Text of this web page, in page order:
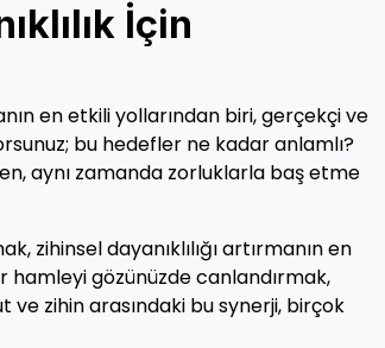
İçin
en etkili yollarından biri, gerçekçi ve
bu hedefler ne kadar anlamlı?
aynı zamanda zorluklarla baş etme
zihinsel dayanıklılığı artırmanın en
hamleyi gözünüzde canlandırmak,
ve zihin arasındaki bu synerji, birçok